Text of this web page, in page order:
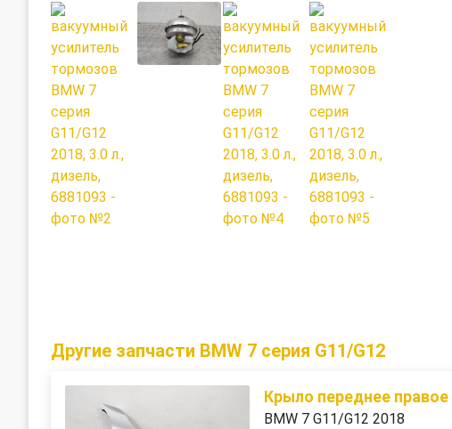
Другие запчасти BMW 7 серия G11/G12
Крыло переднее правое
BMW 7 G11/G12 2018